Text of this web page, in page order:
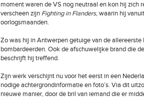
moment waren de VS nog neutraal en kon hij zich
verscheen zijn Fighting in Flanders, waarin hij
oorlogsmaanden.
Zo was hij in Antwerpen getuige van de
bombardeerden. Ook de afschuwelijke brand die
beschrijft hij treffend.
Zijn werk verschijnt nu voor het eerst in een
nodige achtergrondinformatie en foto’s. Via dit
nieuwe manier, door de bril van iemand die er